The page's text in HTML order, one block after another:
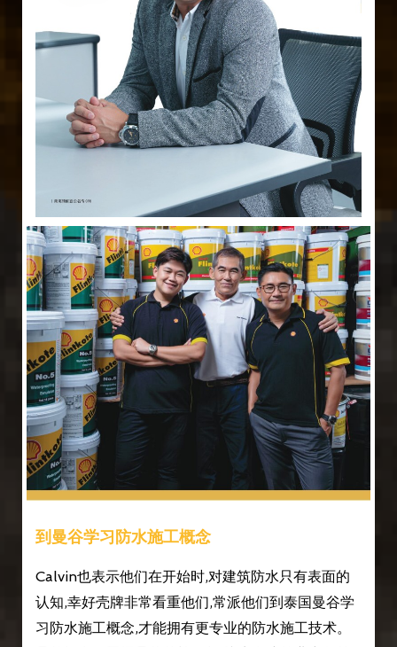
到曼谷学习防水施工概念
Calvin也表示他们在开始时,对建筑防水只有表面的
认知,幸好壳牌非常看重他们,常派他们到泰国曼谷学
习防水施工概念,才能拥有更专业的防水施工技术。